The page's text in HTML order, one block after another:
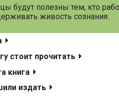
будут полезны тем, кто
живость сознания.
стоит прочитать
книга
издать